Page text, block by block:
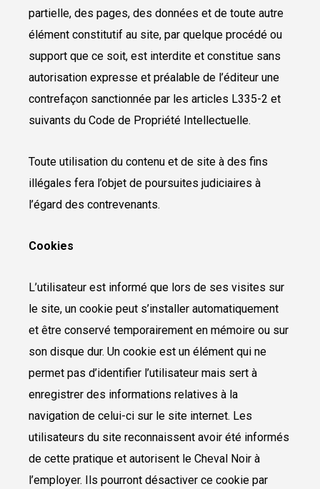
partielle, des pages, des données et de toute autre
élément constitutif au site, par quelque procédé ou
support que ce soit, est interdite et constitue sans
autorisation expresse et préalable de l’éditeur une
contrefaçon sanctionnée par les articles L335-2 et
suivants du Code de Propriété Intellectuelle.
Toute utilisation du contenu et de site à des fins
illégales fera l’objet de poursuites judiciaires à
l’égard des contrevenants.
Cookies
L’utilisateur est informé que lors de ses visites sur
le site, un cookie peut s’installer automatiquement
et être conservé temporairement en mémoire ou sur
son disque dur. Un cookie est un élément qui ne
permet pas d’identifier l’utilisateur mais sert à
enregistrer des informations relatives à la
navigation de celui-ci sur le site internet. Les
utilisateurs du site reconnaissent avoir été informés
de cette pratique et autorisent le Cheval Noir à
l’employer. Ils pourront désactiver ce cookie par